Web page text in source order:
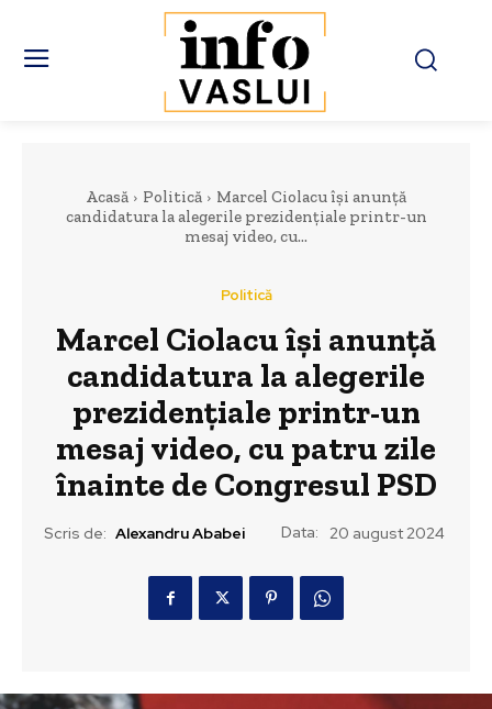
Acasă Politică
Marcel Ciolacu își anunță
candidatura la alegerile prezidențiale printr-un
mesaj video, cu...
Politică
Marcel Ciolacu își anunță
candidatura la alegerile
prezidențiale printr-un
mesaj video, cu patru zile
înainte de Congresul PSD
Scris de: Alexandru Ababei Data: 20 august 2024